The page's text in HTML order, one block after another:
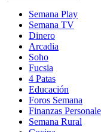
Semana Play
Semana TV
Dinero
Arcadia
Soho
in
new
window
Fucsia
in
new
window
4 Patas
Educación
Foros Semana
Finanzas
Semana Rural